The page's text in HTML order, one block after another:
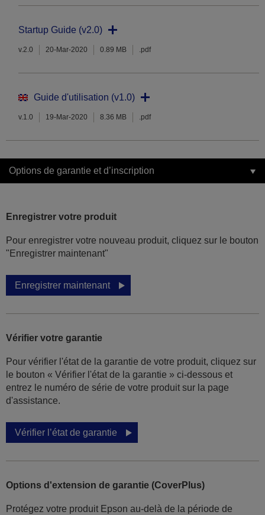
Startup Guide (v2.0)
v.2.0 20-Mar-2020 0.89 MB .pdf
Guide d'utilisation (v1.0)
v.1.0 19-Mar-2020 8.36 MB .pdf
Options de garantie et d’inscription
Enregistrer votre produit
Pour enregistrer votre nouveau produit, cliquez sur le bouton
"Enregistrer maintenant"
Enregistrer maintenant
Vérifier votre garantie
Pour vérifier l'état de la garantie de votre produit, cliquez sur
le bouton « Vérifier l'état de la garantie » ci-dessous et
entrez le numéro de série de votre produit sur la page
d'assistance.
Vérifier l’état de garantie
Options d'extension de garantie (CoverPlus)
Protégez votre produit Epson au-delà de la période de